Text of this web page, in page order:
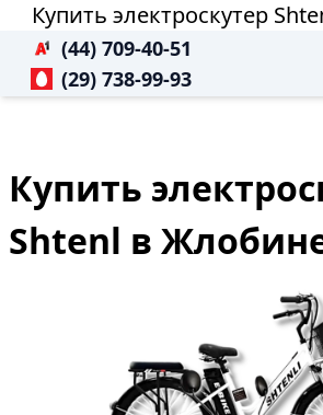
Купить электроскутер
(44) 709-40-51
(29) 738-99-93
Купить
Shtenl в